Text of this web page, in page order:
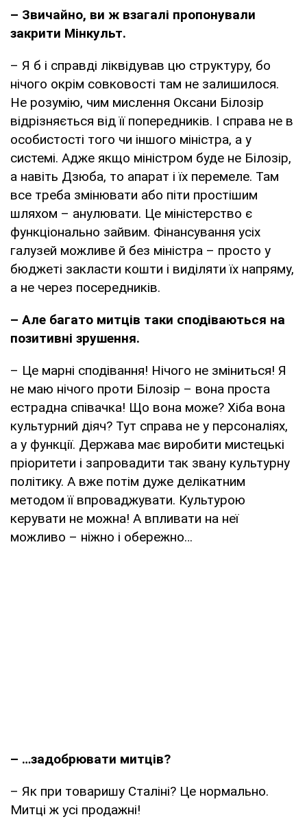
– Звичайно, ви ж взагалі пропонували
закрити Мінкульт.
– Я б і справді ліквідував цю структуру, бо
нічого окрім совковості там не залишилося.
Не розумію, чим мислення Оксани Білозір
відрізняється від її попередників. І справа не в
особистості того чи іншого міністра, а у
системі. Адже якщо міністром буде не Білозір,
а навіть Дзюба, то апарат і їх перемеле. Там
все треба змінювати або піти простішим
шляхом – анулювати. Це міністерство є
функціонально зайвим. Фінансування усіх
галузей можливе й без міністра – просто у
бюджеті закласти кошти і виділяти їх напряму,
а не через посередників.
– Але багато митців таки сподіваються на
позитивні зрушення.
– Це марні сподівання! Нічого не зміниться! Я
не маю нічого проти Білозір – вона проста
естрадна співачка! Що вона може? Хіба вона
культурний діяч? Тут справа не у персоналіях,
а у функції. Держава має виробити мистецькі
пріоритети і запровадити так звану культурну
політику. А вже потім дуже делікатним
методом її впроваджувати. Культурою
керувати не можна! А впливати на неї
можливо – ніжно і обережно…
– …задобрювати митців?
– Як при товаришу Сталіні? Це нормально.
Митці ж усі продажні!